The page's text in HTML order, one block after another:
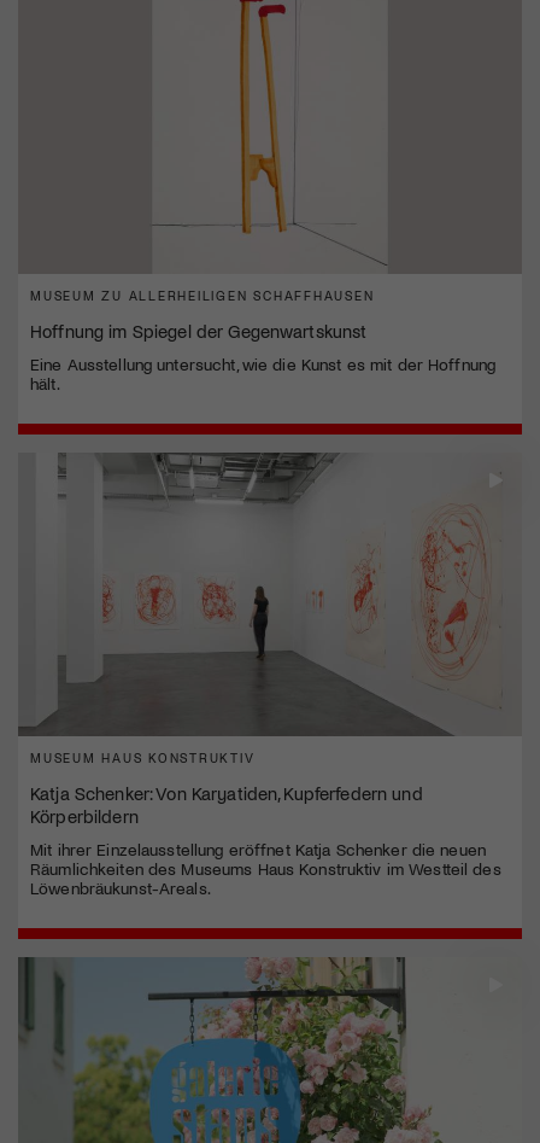
MUSEUM ZU ALLERHEILIGEN SCHAFFHAUSEN
Hoffnung im Spiegel der Gegenwartskunst
Eine Ausstellung untersucht, wie die Kunst es mit der Hoffnung
hält.
MUSEUM HAUS KONSTRUKTIV
Katja Schenker: Von Karyatiden, Kupferfedern und
Körperbildern
Mit ihrer Einzelausstellung eröffnet Katja Schenker die neuen
Räumlichkeiten des Museums Haus Konstruktiv im Westteil des
Löwenbräukunst-Areals.